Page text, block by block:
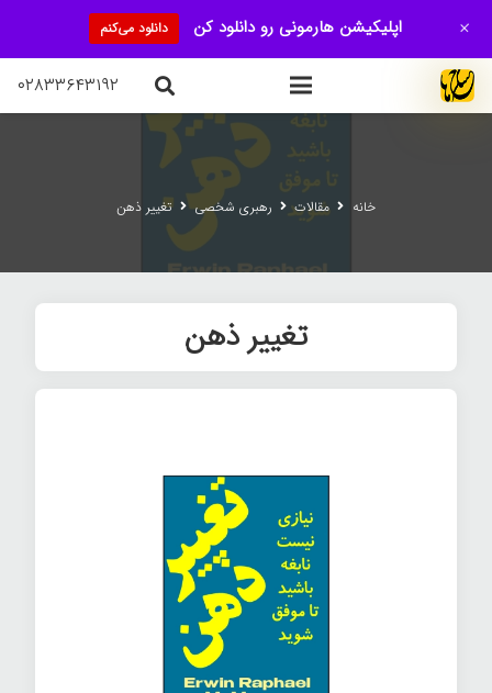
۰۲۸۳۳۶۴۳۱۹۲
خانه مقالات رهبری شخصی تغییر ذهن
تغییر ذهن
اپلیکیشن هارمونی رو دانلود کن دانلود می‌کنم +